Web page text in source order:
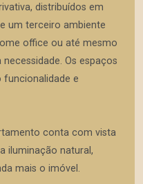
distribuídos em
um terceiro ambiente
office ou até mesmo
Os espaços
funcionalidade e
conta com vista
iluminação natural,
mais o imóvel.